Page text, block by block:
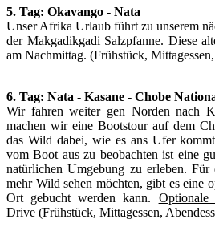
5. Tag: Okavango - Nata
Unser Afrika Urlaub führt zu unserem
der Makgadikgadi Salzpfanne. Diese
am Nachmittag. (Frühstück,
6. Tag: Nata - Kasane - Chobe
Wir fahren weiter gen Norden nach
machen wir eine Bootstour auf dem
das Wild dabei, wie es ans Ufer
vom Boot aus zu beobachten ist eine
natürlichen Umgebung zu erleben. Für
mehr Wild sehen möchten, gibt es eine
Ort gebucht werden kann. Optionale
Drive (Frühstück, Mittagessen,